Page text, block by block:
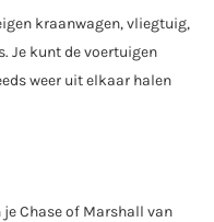
kraanwagen, vliegtuig,
Je kunt de voertuigen
weer uit elkaar halen
Chase of Marshall van